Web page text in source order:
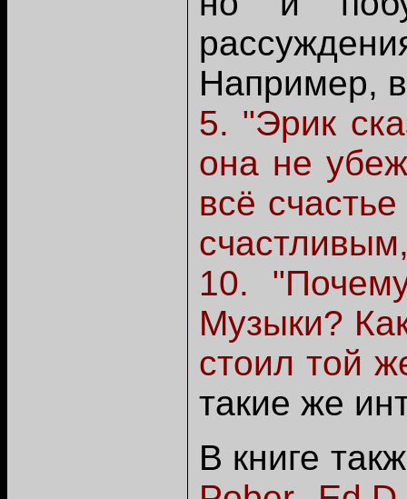
Например,
5. "Эрик
она не
всё
10.
Музыки?
стоил той
такие же
В книге